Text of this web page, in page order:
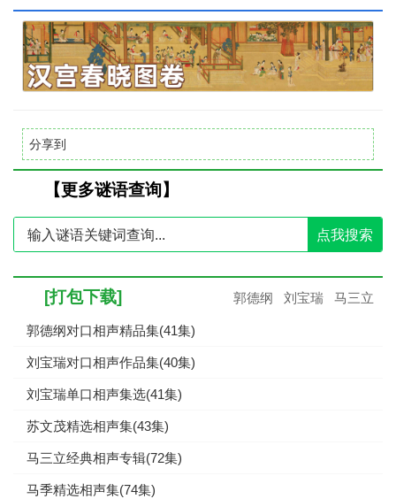
分享到
【更多谜语查询】
点我搜索
[打包下载] 郭德纲 刘宝瑞 马三立
郭德纲对口相声精品集(41集)
刘宝瑞对口相声作品集(40集)
刘宝瑞单口相声集选(41集)
苏文茂精选相声集(43集)
马三立经典相声专辑(72集)
马季精选相声集(74集)